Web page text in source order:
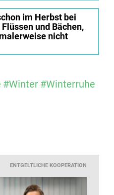
im Herbst bei
und Bächen,
nicht
#Winter #Winterruhe
ENTGELTLICHE KOOPERATION